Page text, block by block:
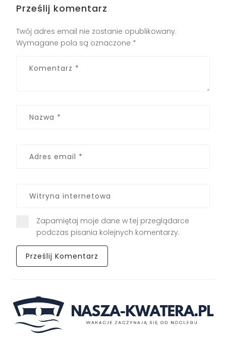
Prześlij komentarz
Twój adres email nie zostanie opublikowany.
Wymagane pola są oznaczone *
Zapamiętaj moje dane w tej przeglądarce
podczas pisania kolejnych komentarzy.